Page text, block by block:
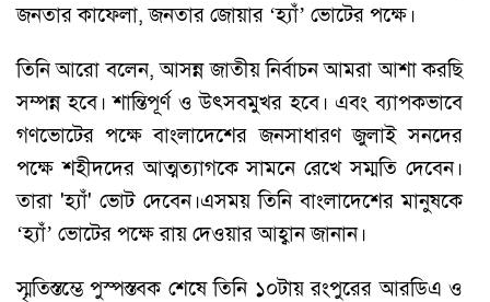
জনতার কাফেলা, জনতার জোয়ার ‘হ্যাঁ’ ভোটের পক্ষে।
তিনি আরো বলেন, আসন্ন জাতীয় নির্বাচন আমরা আশা করছি
সম্পন্ন হবে। শান্তিপূর্ণ ও উৎসবমুখর হবে। এবং ব্যাপকভাবে
গণভোটের পক্ষে বাংলাদেশের জনসাধারণ জুলাই সনদের
পক্ষে শহীদদের আত্মত্যাগকে সামনে রেখে সম্মতি দেবেন।
তারা 'হ্যাঁ' ভোট দেবেন।এসময় তিনি বাংলাদেশের মানুষকে
‘হ্যাঁ’ ভোটের পক্ষে রায় দেওয়ার আহ্বান জানান।
স্মৃতিস্তম্ভে পুস্পস্তবক শেষে তিনি ১০টায় রংপুরের আরডিএ ও